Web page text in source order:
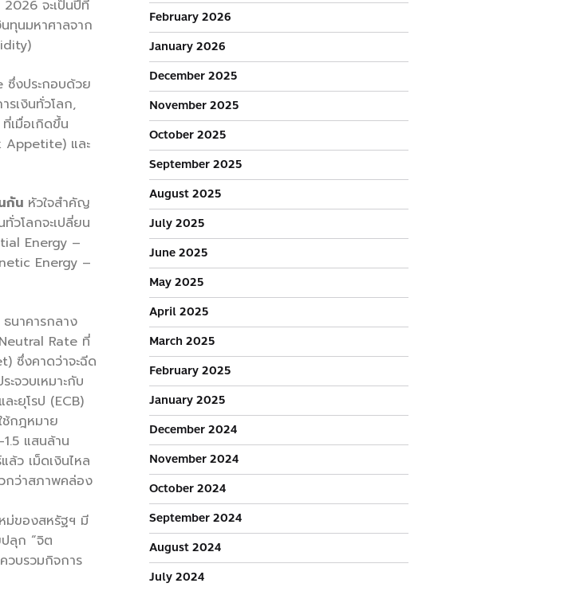
จะเป็นปีที่
ทุนมหาศาลจาก
ซึ่งประกอบด้วย
เงินทั่วโลก,
เมื่อเกิดขึ้น
Appetite) และ
กัน หัวใจสำคัญ
วโลกจะเปลี่ยน
Energy –
Energy –
ธนาคารกลาง
Rate ที่
ซึ่งคาดว่าจะฉีด
จวบเหมาะกับ
ะยุโรป (ECB)
ช้กฎหมาย
แสนล้าน
ว เม็ดเงินไหล
กว่าสภาพคล่อง
ม่ของสหรัฐฯ มี
ลุก “จิต
บรวมกิจการ
February 2026
January 2026
December 2025
November 2025
October 2025
September 2025
August 2025
July 2025
June 2025
May 2025
April 2025
March 2025
February 2025
January 2025
December 2024
November 2024
October 2024
September 2024
August 2024
July 2024